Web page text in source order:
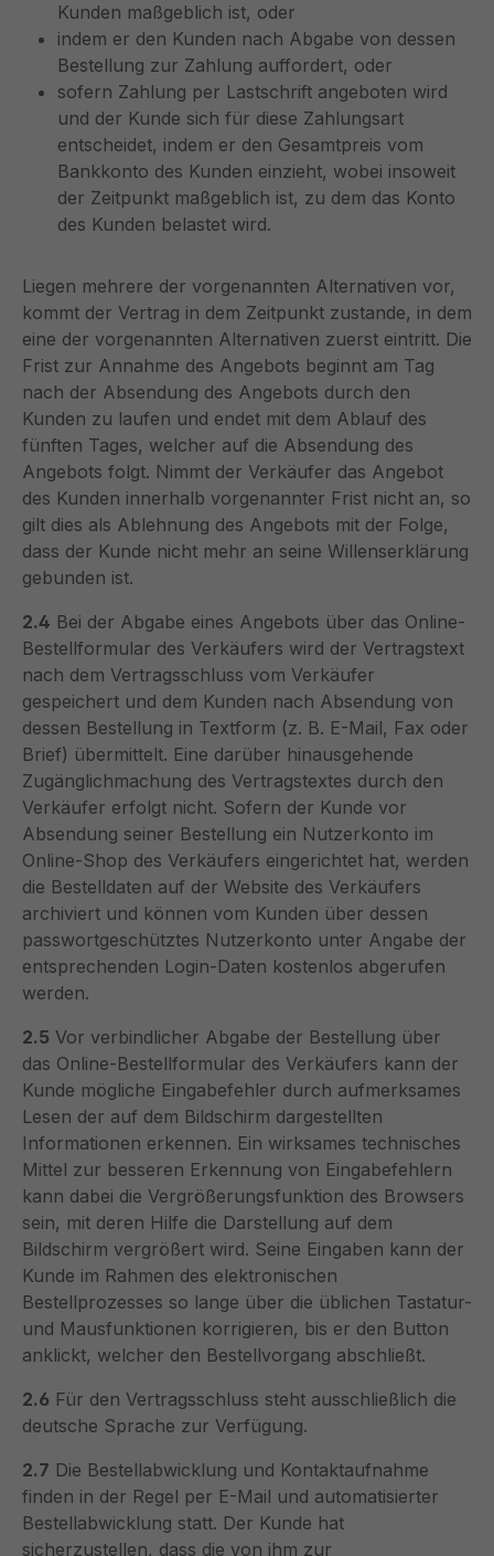
Kunden maßgeblich ist, oder
indem er den Kunden nach Abgabe von dessen
Bestellung zur Zahlung auffordert, oder
sofern Zahlung per Lastschrift angeboten wird
und der Kunde sich für diese Zahlungsart
entscheidet, indem er den Gesamtpreis vom
Bankkonto des Kunden einzieht, wobei insoweit
der Zeitpunkt maßgeblich ist, zu dem das Konto
des Kunden belastet wird.
Liegen mehrere der vorgenannten Alternativen vor,
kommt der Vertrag in dem Zeitpunkt zustande, in dem
eine der vorgenannten Alternativen zuerst eintritt. Die
Frist zur Annahme des Angebots beginnt am Tag
nach der Absendung des Angebots durch den
Kunden zu laufen und endet mit dem Ablauf des
fünften Tages, welcher auf die Absendung des
Angebots folgt. Nimmt der Verkäufer das Angebot
des Kunden innerhalb vorgenannter Frist nicht an, so
gilt dies als Ablehnung des Angebots mit der Folge,
dass der Kunde nicht mehr an seine Willenserklärung
gebunden ist.
2.4 Bei der Abgabe eines Angebots über das Online-
Bestellformular des Verkäufers wird der Vertragstext
nach dem Vertragsschluss vom Verkäufer
gespeichert und dem Kunden nach Absendung von
dessen Bestellung in Textform (z. B. E-Mail, Fax oder
Brief) übermittelt. Eine darüber hinausgehende
Zugänglichmachung des Vertragstextes durch den
Verkäufer erfolgt nicht. Sofern der Kunde vor
Absendung seiner Bestellung ein Nutzerkonto im
Online-Shop des Verkäufers eingerichtet hat, werden
die Bestelldaten auf der Website des Verkäufers
archiviert und können vom Kunden über dessen
passwortgeschütztes Nutzerkonto unter Angabe der
entsprechenden Login-Daten kostenlos abgerufen
werden.
2.5 Vor verbindlicher Abgabe der Bestellung über
das Online-Bestellformular des Verkäufers kann der
Kunde mögliche Eingabefehler durch aufmerksames
Lesen der auf dem Bildschirm dargestellten
Informationen erkennen. Ein wirksames technisches
Mittel zur besseren Erkennung von Eingabefehlern
kann dabei die Vergrößerungsfunktion des Browsers
sein, mit deren Hilfe die Darstellung auf dem
Bildschirm vergrößert wird. Seine Eingaben kann der
Kunde im Rahmen des elektronischen
Bestellprozesses so lange über die üblichen Tastatur-
und Mausfunktionen korrigieren, bis er den Button
anklickt, welcher den Bestellvorgang abschließt.
2.6 Für den Vertragsschluss steht ausschließlich die
deutsche Sprache zur Verfügung.
2.7 Die Bestellabwicklung und Kontaktaufnahme
finden in der Regel per E-Mail und automatisierter
Bestellabwicklung statt. Der Kunde hat
sicherzustellen, dass die von ihm zur